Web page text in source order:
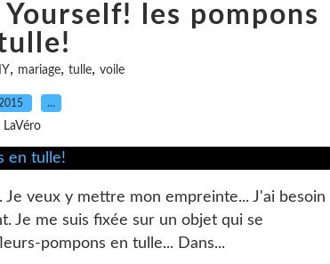
les pompons
, mariage, tulle, voile
…
LaVéro
veux y mettre mon empreinte... J'ai besoin
Je me suis fixée sur un objet qui se
pompons en tulle... Dans...